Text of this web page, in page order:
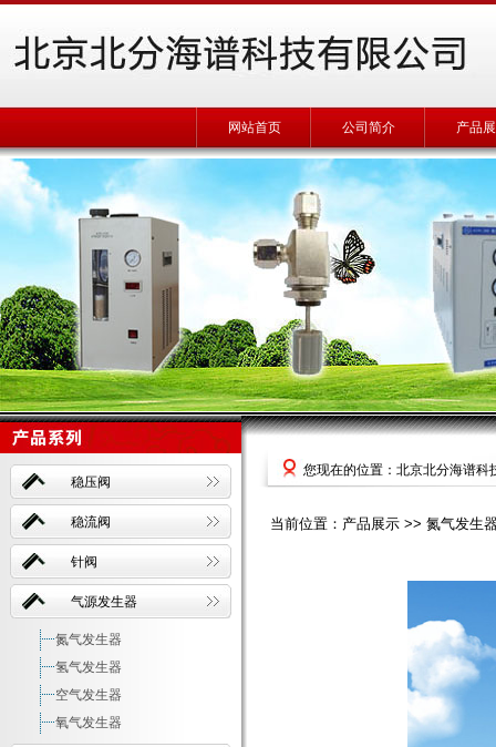
网站首页 公司简介 产品
稳压阀
稳流阀
针阀
气源发生器
氮气发生器
氢气发生器
空气发生器
氧气发生器
您现在的位置：北京北分海谱科
当前位置：产品展示 >> 氮气发生